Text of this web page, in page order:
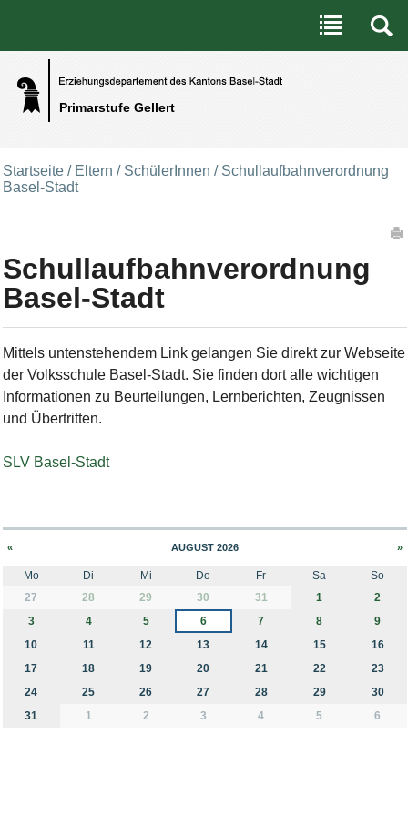
Primarstufe Gellert
Benutzerspezifische Werkzeuge
Direkt zum Inhalt|Direkt zur Navigation
Startseite / Eltern / SchülerInnen / Schullaufbahnverordnung
Basel-Stadt
Schullaufbahnverordnung
Basel-Stadt
Mittels untenstehendem Link gelangen Sie direkt zur Webseite
der Volksschule Basel-Stadt. Sie finden dort alle wichtigen
Informationen zu Beurteilungen, Lernberichten, Zeugnissen
und Übertritten.
SLV Basel-Stadt
« AUGUST 2026 »
month-8
Mo Di Mi Do Fr Sa
So
27
28 29 30 31 1
2
3
4 5 6 7 8
9
10
11 12 13 14 15
16
17
18 19 20 21 22
23
24
25 26 27 28 29
30
31
1 2 3 4 5 6